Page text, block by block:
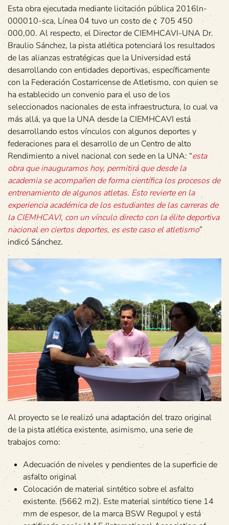
Esta obra ejecutada mediante licitación pública 2016ln-
000010-sca, Línea 04 tuvo un costo de ¢ 705 450
000,00. Al respecto, el Director de CIEMHCAVI-UNA Dr.
Braulio Sánchez, la pista atlética potenciará los resultados
de las alianzas estratégicas que la Universidad está
desarrollando con entidades deportivas, específicamente
con la Federación Costarricense de Atletismo, con quien se
ha establecido un convenio para el uso de los
seleccionados nacionales de esta infraestructura, lo cual va
más allá, ya que la UNA desde la CIEMHCAVI está
desarrollando estos vínculos con algunos deportes y
federaciones para el desarrollo de un Centro de alto
Rendimiento a nivel nacional con sede en la UNA: “esta
obra que inauguramos hoy, permitirá que desde la
academia se acompañen de forma científica los procesos de
entrenamiento de algunos atletas. Esto revierte en la
experiencia académica de los estudiantes de las carreras de
la CIEMHCAVI, con un vínculo directo con la élite deportiva
nacional en ciertos deportes, es este caso el atletismo”
indicó Sánchez.
Al proyecto se le realizó una adaptación del trazo original
de la pista atlética existente, asimismo, una serie de
trabajos como:
Adecuación de niveles y pendientes de la superficie de
asfalto original
Colocación de material sintético sobre el asfalto
existente. (5662 m2). Este material sintético tiene 14
mm de espesor, de la marca BSW Regupol y está